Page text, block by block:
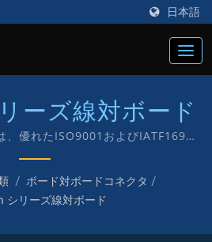
日本語
ーズ線対ボード
優れたISO9001およびIATF16949
年に設立され、電子およびコン
ネクタの製造に「TKP」という独自
って取り組んでいます。
/ ボード対ボードコネクタ /
シリーズ線対ボード